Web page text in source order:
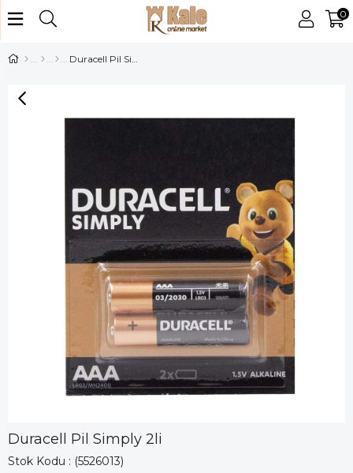
0
Duracell Pil Simply 2li
Duracell Pil Simply 2li
Stok Kodu (5526013)